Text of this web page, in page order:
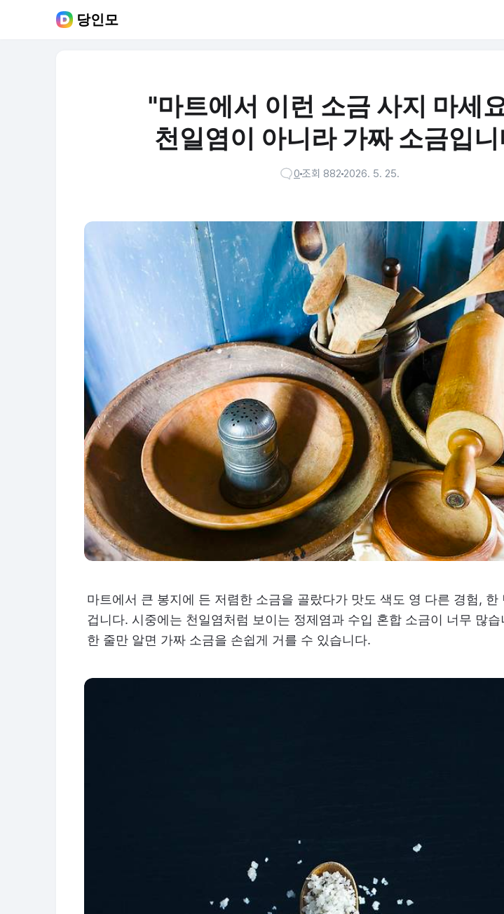
당인모
"마트에서 이런 소금 사지 마세
천일염이 아니라 가짜 소금입
0 조회 882 2026. 5. 25.
마트에서 큰 봉지에 든 저렴한 소금을 골랐다가 맛도 색도 영 다른 경험, 한
겁니다. 시중에는 천일염처럼 보이는 정제염과 수입 혼합 소금이 너무 많습
한 줄만 알면 가짜 소금을 손쉽게 거를 수 있습니다.